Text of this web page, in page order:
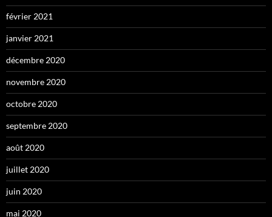
février 2021
janvier 2021
décembre 2020
novembre 2020
octobre 2020
septembre 2020
août 2020
juillet 2020
juin 2020
mai 2020